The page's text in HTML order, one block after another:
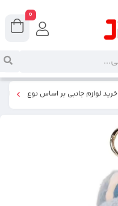
خرید لوازم جانبی بر اساس نوع
0